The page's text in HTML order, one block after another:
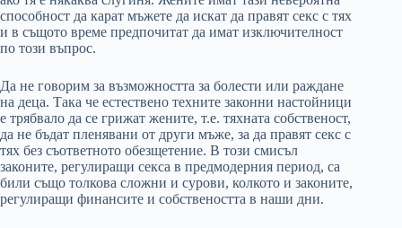
способност да карат мъжете да искат да правят секс с тях
и в същото време предпочитат да имат изключителност
по този въпрос.
Да не говорим за възможността за болести или раждане
на деца. Така че естествено техните законни настойници
е трябвало да се грижат жените, т.е. тяхната собственост,
да не бъдат пленявани от други мъже, за да правят секс с
тях без съответното обезщетение. В този смисъл
законите, регулиращи секса в предмодерния период, са
били също толкова сложни и сурови, колкото и законите,
регулиращи финансите и собствеността в наши дни.